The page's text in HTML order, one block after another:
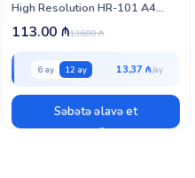
High Resolution HR-101 A4
(1033A001)
136.00₼
113.00 ₼
6 ay 12 ay 13,37 ₼
Səbətə əlavə et